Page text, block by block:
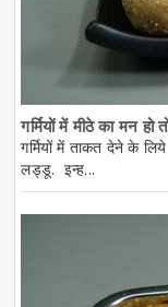
गर्मियों में मीठे का मन
गर्मियों में ताकत देने के
लड्डू. इन्ह...